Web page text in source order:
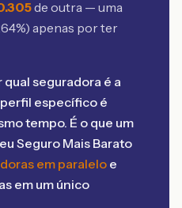
de outra — uma
%) apenas por ter
seguradora é a
específico é
tempo. É o que um
Seguro Mais Barato
em paralelo e
em um único